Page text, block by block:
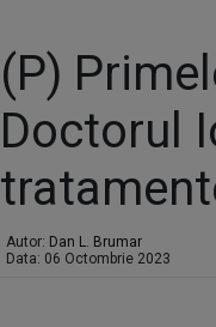
(P)
Doctorul
Autor: Dan L. Brumar
Data: 06 Octombrie 2023